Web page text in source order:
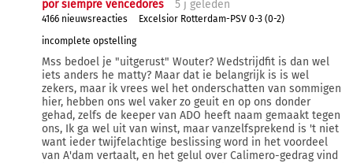
por siempre vencedores 5 j geleden
4166 nieuwsreacties
Excelsior Rotterdam-PSV 0-3 (0-2)
incomplete opstelling
Mss bedoel je "uitgerust" Wouter? Wedstrijdfit is dan wel
iets anders he matty? Maar dat ie belangrijk is is wel
zekers, maar ik vrees wel het onderschatten van sommigen
hier, hebben ons wel vaker zo geuit en op ons donder
gehad, zelfs de keeper van ADO heeft naam gemaakt tegen
ons, Ik ga wel uit van winst, maar vanzelfsprekend is 't niet
want ieder twijfelachtige beslissing word in het voordeel
van A'dam vertaalt, en het gelul over Calimero-gedrag vind